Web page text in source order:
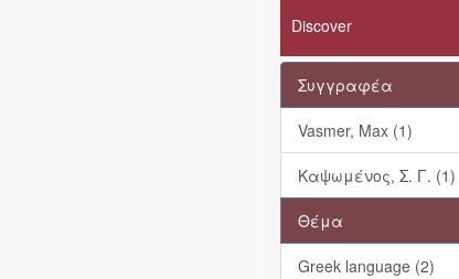
Discover
Συγγραφέα
Vasmer, Max (1)
Καψωμένος, Σ. Γ. (1)
Θέμα
Greek language (2)